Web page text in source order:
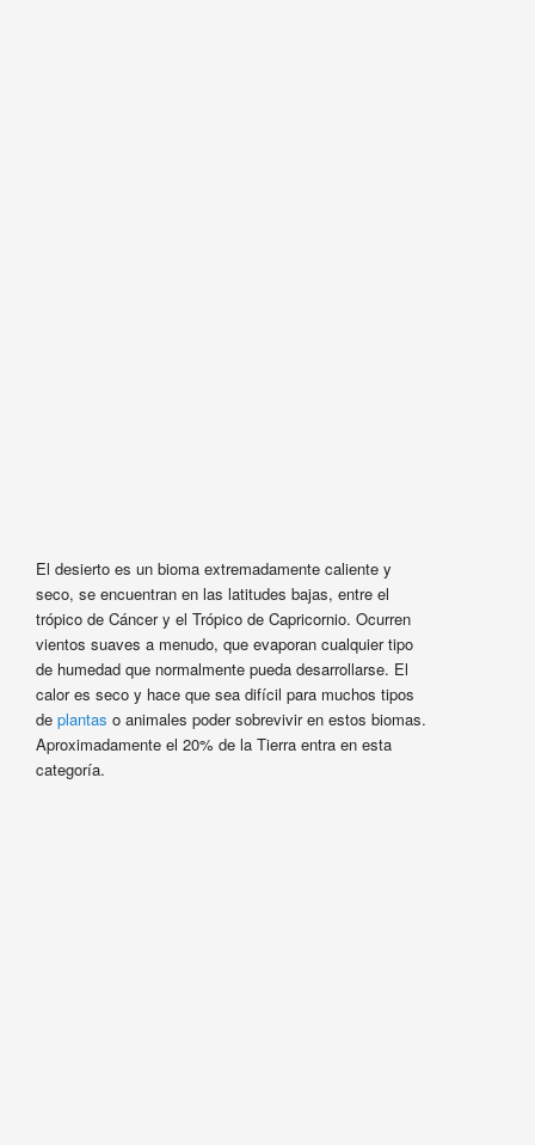
El desierto es un bioma extremadamente caliente y
seco, se encuentran en las latitudes bajas, entre el
trópico de Cáncer y el Trópico de Capricornio. Ocurren
vientos suaves a menudo, que evaporan cualquier tipo
de humedad que normalmente pueda desarrollarse. El
calor es seco y hace que sea difícil para muchos tipos
de plantas o animales poder sobrevivir en estos biomas.
Aproximadamente el 20% de la Tierra entra en esta
categoría.